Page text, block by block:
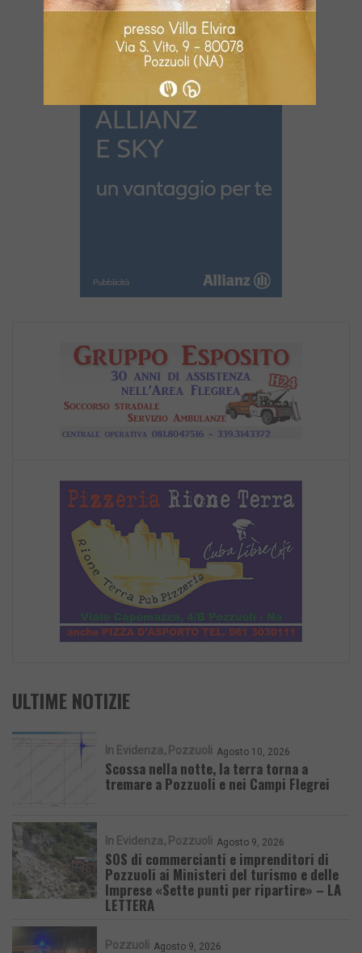
ULTIME NOTIZIE
In Evidenza Pozzuoli Agosto 10, 2026
Scossa nella notte, la terra torna a
tremare a Pozzuoli e nei Campi Flegrei
In Evidenza Pozzuoli Agosto 9, 2026
SOS di commercianti e imprenditori di
Pozzuoli ai Ministeri del turismo e delle
Imprese «Sette punti per ripartire» – LA
LETTERA
Pozzuoli Agosto 9, 2026